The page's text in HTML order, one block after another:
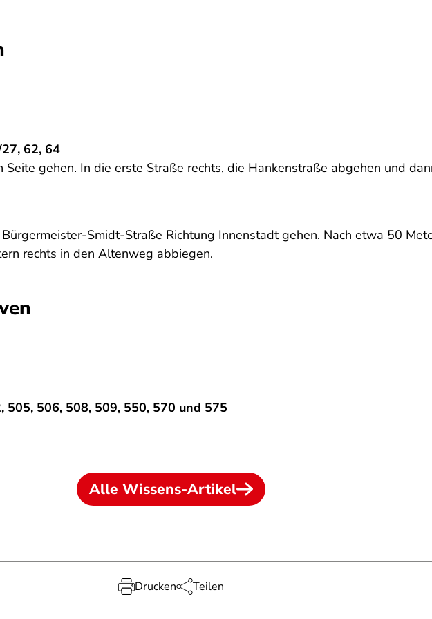
62, 64
gehen. In die erste Straße rechts, die Hankenstraße abgehen und
Smidt-Straße Richtung Innenstadt gehen. Nach etwa 50
rechts in den Altenweg abbiegen.
506, 508, 509, 550, 570 und 575
Alle Wissens-Artikel
Drucken Teilen